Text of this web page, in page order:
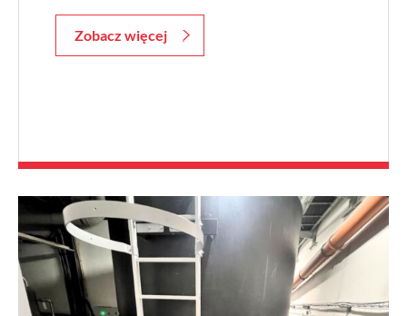
Zobacz więcej